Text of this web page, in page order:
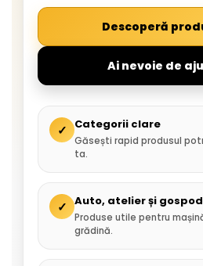
Descoperă
Ai nevoie de
✓ Categorii clare
Găsești rapid produsul
ta.
✓ Auto, atelier și
Produse utile pentru
grădină.